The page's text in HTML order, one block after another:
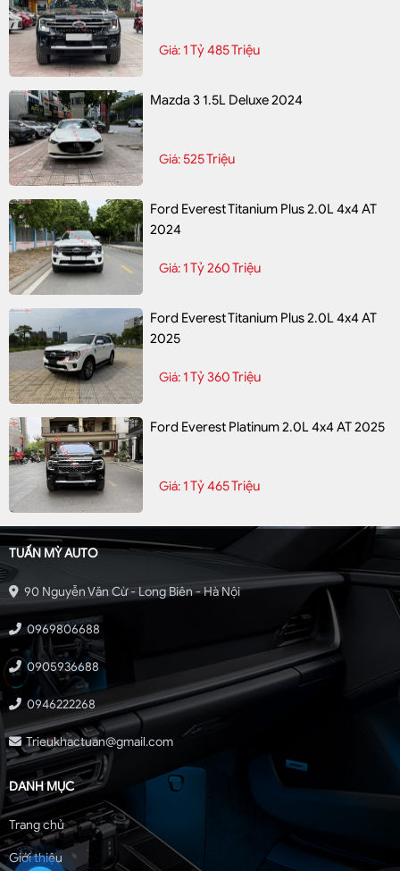
Giá: 1 Tỷ 485 Triệu
Mazda 3 1.5L Deluxe 2024
Giá:525 Triệu
Ford Everest Titanium Plus 2.0L 4x4 AT
2024
Giá: 1 Tỷ 260 Triệu
Ford Everest Titanium Plus 2.0L 4x4 AT
2025
Giá: 1 Tỷ 360 Triệu
Ford Everest Platinum 2.0L 4x4 AT 2025
Giá: 1 Tỷ 465 Triệu
DANH MỤC
Trang chủ
Giới thiệu
TUẤN MỲ AUTO
90 Nguyễn Văn Cừ - Long Biên - Hà Nội
0969806688
0905936688
0946222268
Trieukhactuan@gmail.com